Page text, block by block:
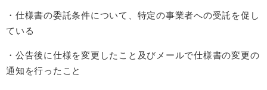
・仕様書の委託条件について、特定の事業者への受託を促し
ている
・公告後に仕様を変更したこと及びメールで仕様書の変更の
通知を行ったこと